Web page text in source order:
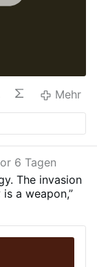
Mehr
6 Tagen
The invasion
a weapon,”